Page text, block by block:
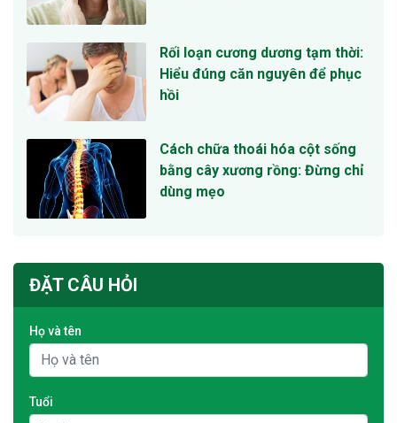
Rối loạn cương dương tạm thời:
Hiểu đúng căn nguyên để phục
hồi
Cách chữa thoái hóa cột sống
bằng cây xương rồng: Đừng chỉ
dùng mẹo
ĐẶT CÂU HỎI
Họ và tên
Tuổi